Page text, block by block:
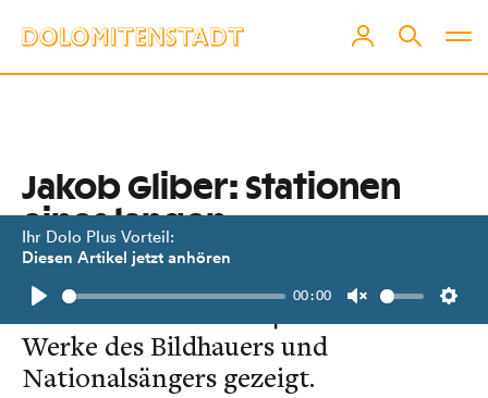
Ihr Dolo Plus Vorteil:
Diesen Artikel jetzt anhören
Play
00:00
Unmute
Jakob Gliber: Stationen
eines langen
Künstlerlebens
In Ainet werden ab 24. März die
Werke des Bildhauers und
Nationalsängers gezeigt.